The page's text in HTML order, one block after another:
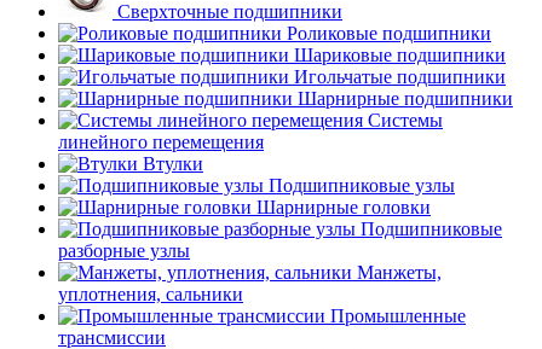
Сверхточные подшипники
Роликовые подшипники
Шариковые подшипники
Игольчатые подшипники
Шарнирные подшипники
Системы
линейного перемещения
Втулки
Подшипниковые узлы
Шарнирные головки
Подшипниковые
разборные узлы
Манжеты,
уплотнения, сальники
Промышленные
трансмиссии